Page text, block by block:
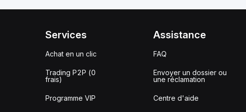
Services
Achat en un clic
Trading P2P (0
frais)
Programme VIP
Assistance
FAQ
Envoyer un dossier ou
une réclamation
Centre d'aide